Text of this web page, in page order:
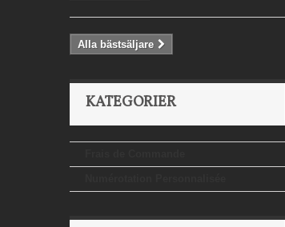
Alla bästsäljare
KATEGORIER